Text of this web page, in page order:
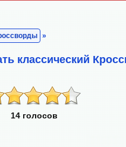
»
классический
14 голосов